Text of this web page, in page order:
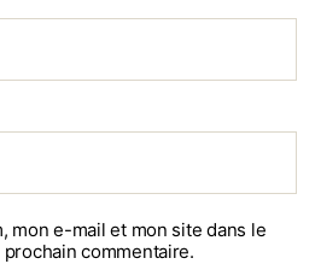
mon e-mail et mon site dans le
commentaire.